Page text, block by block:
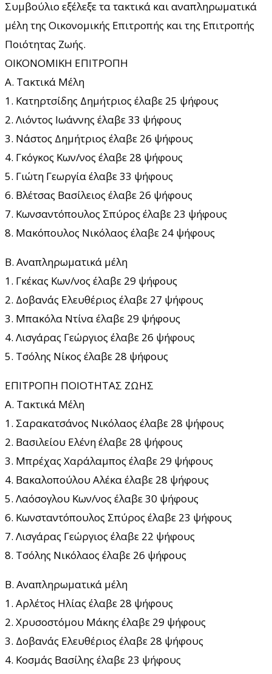
Συμβούλιο εξέλεξε τα τακτικά και αναπληρωματικά
μέλη της Οικονομικής Επιτροπής και της Επιτροπής
Ποιότητας Ζωής.
ΟΙΚΟΝΟΜΙΚΗ ΕΠΙΤΡΟΠΗ
Α. Τακτικά Μέλη
1. Κατηρτσίδης Δημήτριος έλαβε 25 ψήφους
2. Λιόντος Ιωάννης έλαβε 33 ψήφους
3. Νάστος Δημήτριος έλαβε 26 ψήφους
4. Γκόγκος Κων/νος έλαβε 28 ψήφους
5. Γιώτη Γεωργία έλαβε 33 ψήφους
6. Βλέτσας Βασίλειος έλαβε 26 ψήφους
7. Κωνσαντόπουλος Σπύρος έλαβε 23 ψήφους
8. Μακόπουλος Νικόλαος έλαβε 24 ψήφους
Β. Αναπληρωματικά μέλη
1. Γκέκας Κων/νος έλαβε 29 ψήφους
2. Δοβανάς Ελευθέριος έλαβε 27 ψήφους
3. Μπακόλα Ντίνα έλαβε 29 ψήφους
4. Λισγάρας Γεώργιος έλαβε 26 ψήφους
5. Τσόλης Νίκος έλαβε 28 ψήφους
ΕΠΙΤΡΟΠΗ ΠΟΙΟΤΗΤΑΣ ΖΩΗΣ
Α. Τακτικά Μέλη
1. Σαρακατσάνος Νικόλαος έλαβε 28 ψήφους
2. Βασιλείου Ελένη έλαβε 28 ψήφους
3. Μπρέχας Χαράλαμπος έλαβε 29 ψήφους
4. Βακαλοπούλου Αλέκα έλαβε 28 ψήφους
5. Λαόσογλου Κων/νος έλαβε 30 ψήφους
6. Κωνσταντόπουλος Σπύρος έλαβε 23 ψήφους
7. Λισγάρας Γεώργιος έλαβε 22 ψήφους
8. Τσόλης Νικόλαος έλαβε 26 ψήφους
Β. Αναπληρωματικά μέλη
1. Αρλέτος Ηλίας έλαβε 28 ψήφους
2. Χρυσοστόμου Μάκης έλαβε 29 ψήφους
3. Δοβανάς Ελευθέριος έλαβε 28 ψήφους
4. Κοσμάς Βασίλης έλαβε 23 ψήφους